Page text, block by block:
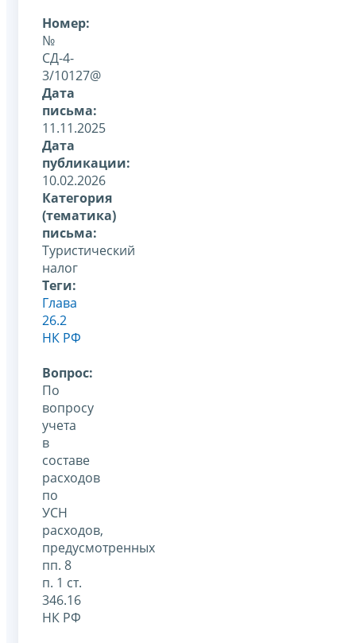
Номер:
№
СД-4-
3/10127@
Дата
письма:
11.11.2025
Дата
публикации:
10.02.2026
Категория
(тематика)
письма:
Туристический
налог
Теги:
Глава
26.2
НК РФ
Вопрос:
По
вопросу
учета
в
составе
расходов
по
УСН
расходов,
предусмотренных
пп. 8
п. 1 ст.
346.16
НК РФ